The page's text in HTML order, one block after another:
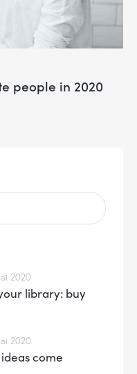
people in 2020
2020
library: buy
2020
come